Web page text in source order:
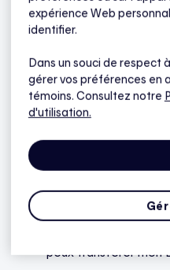
de continuer à profiter
nouvelle demeure.
Pour d’autres
votre déménagement,
questions de la rubrique
Déménagement
peux transférer mon
expérience Web
identifier.
Dans un souci de respect
gérer vos préférences en
témoins. Consultez notre
d'utilisation.